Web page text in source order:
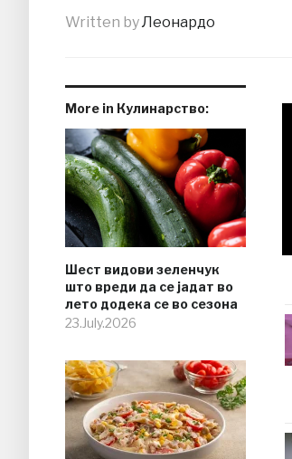
Written byЛеонардо
More in Кулинарство:
Шест видови зеленчук
што вреди да се јадат во
лето додека се во сезона
23.July.2026